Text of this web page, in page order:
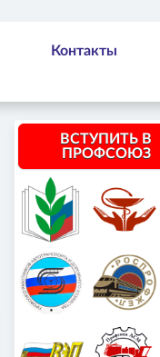
Контакты
ВСТУПИТЬ В
ПРОФСОЮЗ